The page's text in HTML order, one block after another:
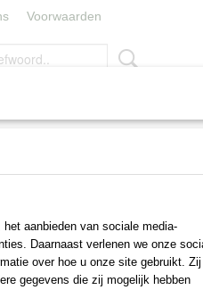
Voorwaarden
CAPE
Parfum De Nature
aanbieden van sociale media-
Daarnaast verlenen we onze
over hoe u onze site gebruikt. Zij
gegevens die zij mogelijk hebben